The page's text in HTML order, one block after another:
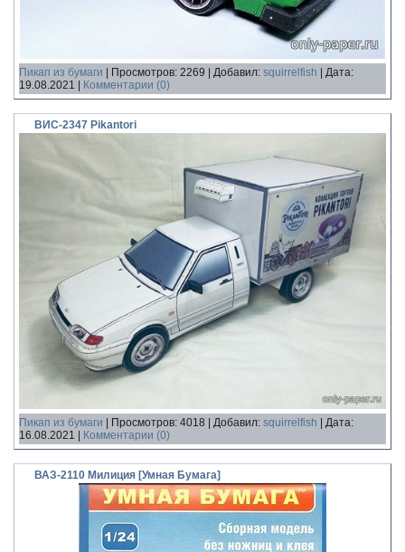
Пикап из бумаги Просмотров: 2269 Добавил: squirrelfish
Дата:
19.08.2021
Комментарии (0)
ВИС-2347 Pikantori
Пикап из бумаги | Просмотров: 4018 | Добавил: squirrelfish | Дата:
16.08.2021 | Комментарии (0)
ВАЗ-2110 Милиция [Умная Бумага]